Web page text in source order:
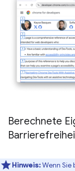
Berechnete
Hinweis:Wenn Sie